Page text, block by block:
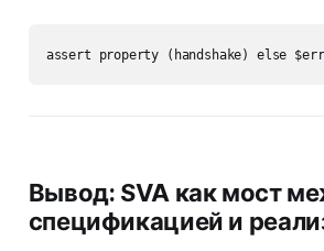
Вывод: SVA как мост
спецификацией и